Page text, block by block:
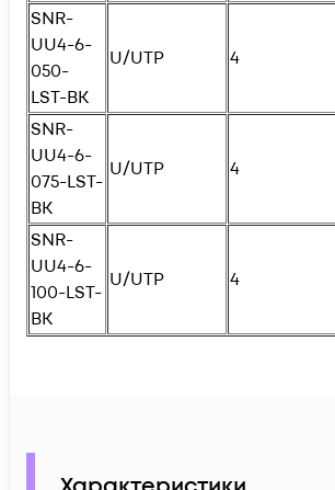
SNR-
UU4-6-
050-
LST-BK
U/UTP 4
SNR-
UU4-6-
075-LST-
BK
U/UTP 4
SNR-
UU4-6-
100-LST-
BK
U/UTP 4